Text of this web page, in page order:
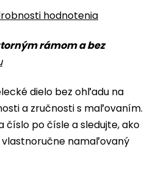
rámom a bez
dielo bez ohľadu na
a zručnosti s maľovaním.
číslo po čísle a sledujte, ako
namaľovaný
hodnotenia